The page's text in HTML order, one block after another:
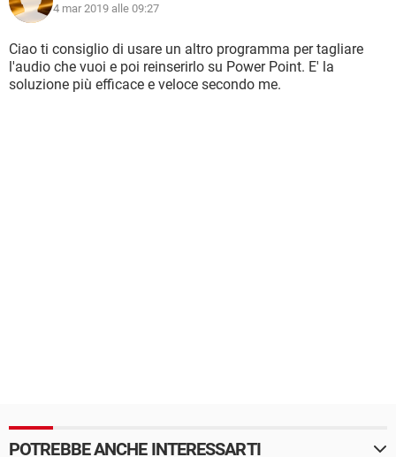
4 mar 2019 alle 09:27
Ciao ti consiglio di usare un altro programma per tagliare
l'audio che vuoi e poi reinserirlo su Power Point. E' la
soluzione più efficace e veloce secondo me.
POTREBBE ANCHE INTERESSARTI